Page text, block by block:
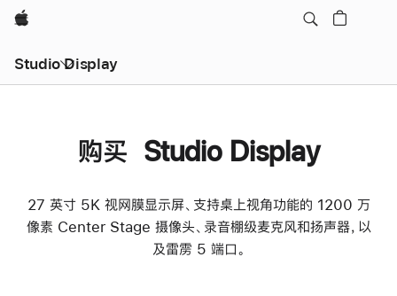
Apple
Studio Display
购买 Studio Display
27 英寸 5K 视网膜显示屏、支持桌上视角功能的 1200 万
像素 Center Stage 摄像头、录音棚级麦克风和扬声器，以
及雷雳 5 端口。